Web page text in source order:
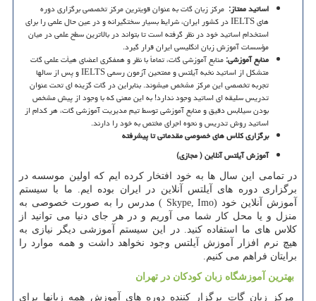
اساتید ممتاز: مرکز زبان گات به عنوان قویترین مرکز تخصصی برگزاری دوره
هایIELTSدر کشور ایران، شرایط بسیار سختگیرانه و در عین حال علمی را برای
استخدام اساتید خود در نظر گرفته است تا بتواند در بالاترین سطح علمی در میان
مؤسسات آموزش زبان انگلیسی ایران قرار گیرد.
منابع آموزشی:منابع آموزشی گات، تماماً با نظر و همفکری اعضای هیأت علمی گات
متشکل از اساتید نخبه آیلتس و ممتحین آزمون رسمیIELTSو پس از سالها
تجربه تخصصی این مرکز مشخص می­شوند. بنابراین در گات گزینه ای تحت عنوان
تدریس سلیقه ای اساتید وجود ندارد! به این معنی که با وجود از پیش مشخص
بودن سیلابس دقیق و منابع آموزشی توسط تیم مدیریت آموزشی گات، هر کدام از
اساتید روش تدریس و نحوه اجرای مختص به خود را دارند.
برگزاری کلاس های خصوصی مقدماتی تا پیشرفته
آموزش آیلتس آنلاین ( مجازی(
در تمامی این سال ها به خود افتخار کرده ایم که اولین موسسه در
برگزاری دوره های آیلتس آنلاین در ایران بوده ایم. ما با سیستم
آموزش آنلاین خود ( Skype, Imo) مدرس را به صورت خصوصی به
منزل و یا محل کار شما می آوریم و در هر جای دنیا می توانید از
کلاس های ما استفاده کنید. در این سیستم آموزشی دیگر نیازی به
هیچ نرم افزار آموزش آیلتس وجود نخواهد داشت و همه موارد را
برایتان فراهم می کنیم
بهترین آموزشگاه زبان کودکان در تهران
مرکز زبان گات برگزار کننده دوره های آموزش همه زبانها برای